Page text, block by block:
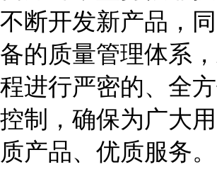
不断开发新产品，
备的质量管理体系
程进行严密的、全
控制，确保为广大
质产品、优质服务。